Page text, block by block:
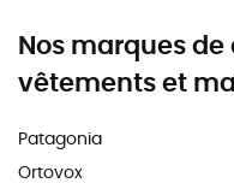
Nos marques
vêtements et
Patagonia
Ortovox